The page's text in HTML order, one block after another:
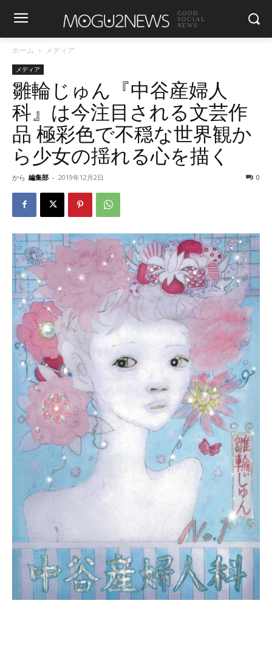
GOOD
SOCIAL
NEWS
ホーム メディア
メディア
雛輪じゅん『中谷産婦人
科』は今注目される文芸作
品 極彩色で不穏な世界観か
ら少女の揺れる心を描く
から 編集部 - 2019年12月2日 0